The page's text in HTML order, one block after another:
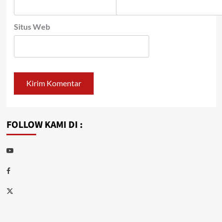
Situs Web
FOLLOW KAMI DI :
Youtube
Facebook
Twitter